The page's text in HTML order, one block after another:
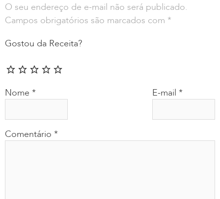
O seu endereço de e-mail não será publicado.
Campos obrigatórios são marcados com *
Gostou da Receita?
Comentário *
Nome * E-mail *